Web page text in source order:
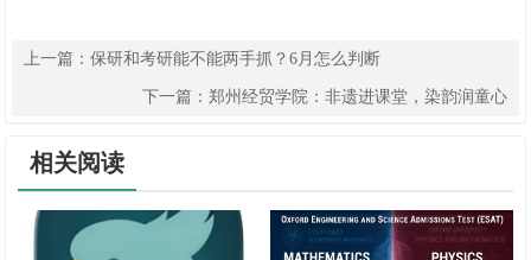
上一篇：保研和考研能不能两手抓？6月怎么判断
下一篇： 郑州经贸学院：非遗进课堂，染韵润童心
相关阅读